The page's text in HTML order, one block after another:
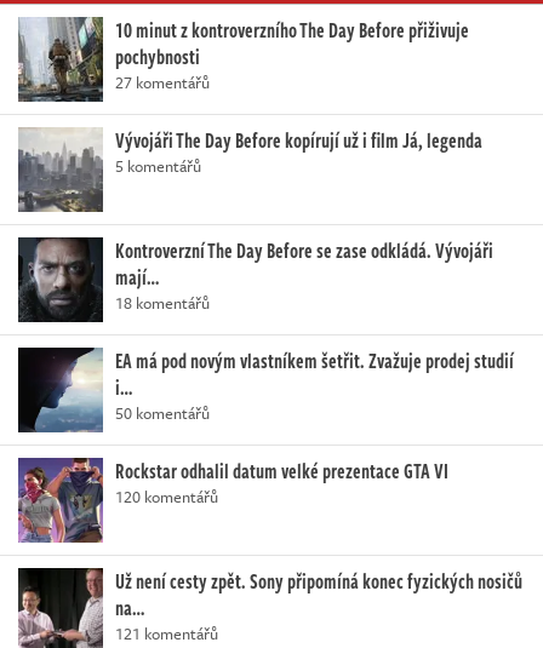
10 minut z kontroverzního The Day Before přiživuje
pochybnosti
27 komentářů
Vývojáři The Day Before kopírují už i film Já, legenda
5 komentářů
Kontroverzní The Day Before se zase odkládá. Vývojáři
mají…
18 komentářů
EA má pod novým vlastníkem šetřit. Zvažuje prodej studií
i…
50 komentářů
Rockstar odhalil datum velké prezentace GTA VI
120 komentářů
Už není cesty zpět. Sony připomíná konec fyzických nosičů
na…
121 komentářů